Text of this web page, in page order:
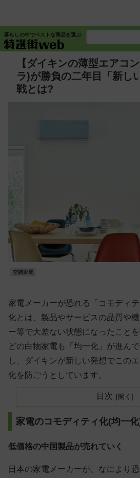
暮らしの中でベストな商品を選ぶ
【ダイキンの薄型エアコ
ラ)が勝負の二年目「新し
戦とは?
空調家電
家電メーカーが恐れる「コモディ
化とは、製品やサービスの品質や
ー等で大差ない状態になったこと
どの白物家電も「均一化」が進ん
し、ダイキンが新しい発想でこの
化を防ごうとしています。
目次
家電のコモディティ化(均一
低価格の中国製品が売れていく
日本の家電メーカーが、なにより